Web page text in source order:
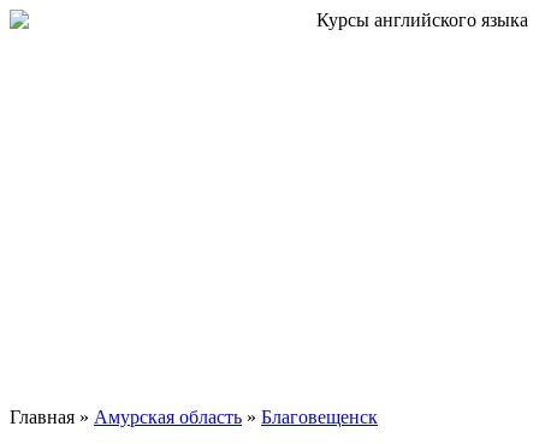
Главная » Амурская область » Благовещенск